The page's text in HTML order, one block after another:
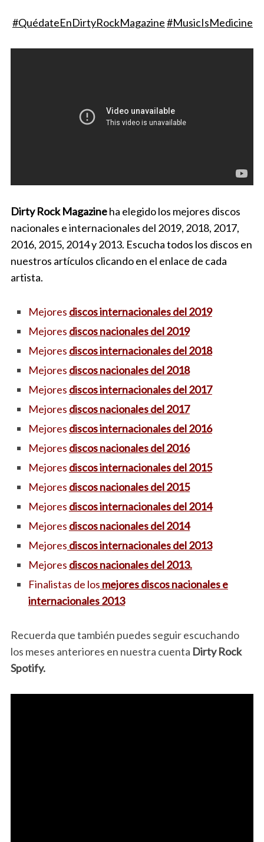
#QuédateEnDirtyRockMagazine#MusicIsMedicine
Dirty Rock Magazineha elegido los mejores discos
nacionales e internacionales del 2019, 2018, 2017,
2016, 2015, 2014 y 2013. Escucha todos los discos en
nuestros artículos clicando en el enlace de cada
artista.
Mejores discos internacionales del 2019
Mejores discos nacionales del 2019
Mejores discos internacionales del 2018
Mejores discos nacionales del 2018
Mejores discos internacionales del 2017
Mejores discos nacionales del 2017
Mejores discos internacionales del 2016
Mejores discos nacionales del 2016
Mejores discos internacionales del 2015
Mejores discos nacionales del 2015
Mejores discos internacionales del 2014
Mejores discos nacionales del 2014
Mejores discos internacionales del 2013
Mejores discos nacionales del 2013.
Finalistas de los mejores discos nacionales e
internacionales 2013
Recuerda que también puedes seguir escuchando
los meses anteriores en nuestra cuenta Dirty Rock
Spotify.